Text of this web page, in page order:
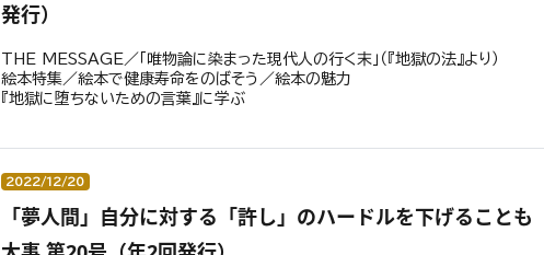
発行）
THE MESSAGE／「唯物論に染まった現代人の行く末」（『地獄の法』より）
絵本特集／絵本で健康寿命をのばそう／絵本の魅力
『地獄に堕ちないための言葉』に学ぶ
2022/12/20
「夢人間」自分に対する「許し」のハードルを下げることも